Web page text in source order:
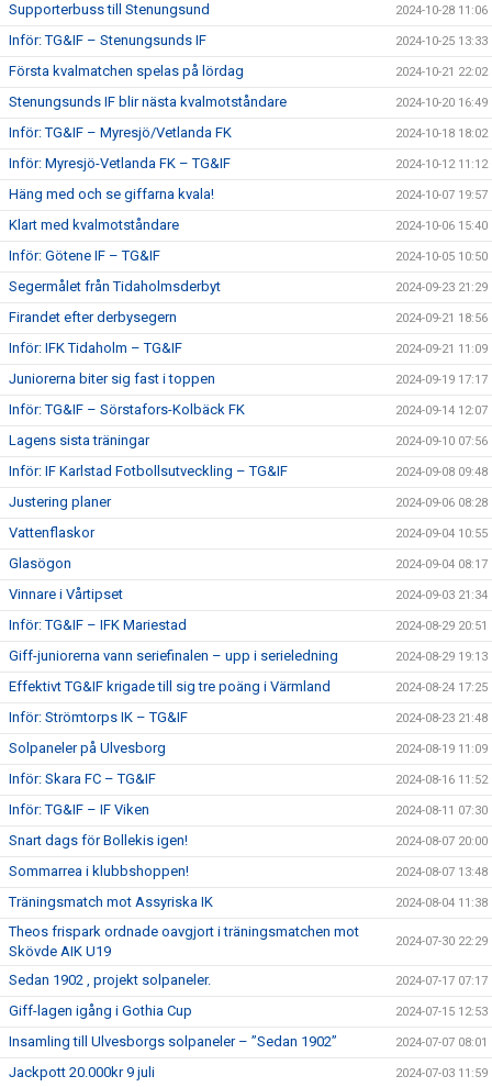
Supporterbuss till Stenungsund 2024-10-28 11:06
Inför: TG&IF – Stenungsunds IF 2024-10-25 13:33
Första kvalmatchen spelas på lördag 2024-10-21 22:02
Stenungsunds IF blir nästa kvalmotståndare 2024-10-20 16:49
Inför: TG&IF – Myresjö/Vetlanda FK 2024-10-18 18:02
Inför: Myresjö-Vetlanda FK – TG&IF 2024-10-12 11:12
Häng med och se giffarna kvala! 2024-10-07 19:57
Klart med kvalmotståndare 2024-10-06 15:40
Inför: Götene IF – TG&IF 2024-10-05 10:50
Segermålet från Tidaholmsderbyt 2024-09-23 21:29
Firandet efter derbysegern 2024-09-21 18:56
Inför: IFK Tidaholm – TG&IF 2024-09-21 11:09
Juniorerna biter sig fast i toppen 2024-09-19 17:17
Inför: TG&IF – Sörstafors-Kolbäck FK 2024-09-14 12:07
Lagens sista träningar 2024-09-10 07:56
Inför: IF Karlstad Fotbollsutveckling – TG&IF 2024-09-08 09:48
Justering planer 2024-09-06 08:28
Vattenflaskor 2024-09-04 10:55
Glasögon 2024-09-04 08:17
Vinnare i Vårtipset 2024-09-03 21:34
Inför: TG&IF – IFK Mariestad 2024-08-29 20:51
Giff-juniorerna vann seriefinalen – upp i serieledning 2024-08-29 19:13
Effektivt TG&IF krigade till sig tre poäng i Värmland 2024-08-24 17:25
Inför: Strömtorps IK – TG&IF 2024-08-23 21:48
Solpaneler på Ulvesborg 2024-08-19 11:09
Inför: Skara FC – TG&IF 2024-08-16 11:52
Inför: TG&IF – IF Viken 2024-08-11 07:30
Snart dags för Bollekis igen! 2024-08-07 20:00
Sommarrea i klubbshoppen! 2024-08-07 13:48
Träningsmatch mot Assyriska IK 2024-08-04 11:38
Theos frispark ordnade oavgjort i träningsmatchen mot
Skövde AIK U19
2024-07-30 22:29
Sedan 1902 , projekt solpaneler. 2024-07-17 07:17
Giff-lagen igång i Gothia Cup 2024-07-15 12:53
Insamling till Ulvesborgs solpaneler – ”Sedan 1902” 2024-07-07 08:01
Jackpott 20.000kr 9 juli 2024-07-03 11:59